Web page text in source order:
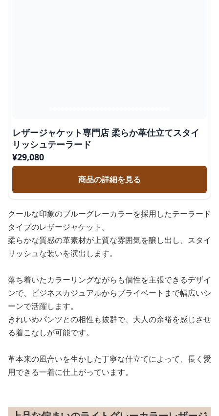
レザージャケット専門店 柔らか革仕立てスタイ
リッシュテーラード
¥29,080
商品の詳細を見る
クールな印象のブルーグレーカラーを採用したテーラード
タイプのレザージャケット。
柔らかな質感の革素材が上質な雰囲気を醸し出し、スタイ
リッシュな装いを演出します。
落ち着いたカラーリングながらも個性を主張できるデザイ
ンで、ビジネスカジュアルからプライベートまで幅広いシ
ーンで活躍します。
きれいめパンツとの相性も抜群で、大人の余裕を感じさせ
る着こなしが可能です。
革本来の風合いを生かした丁寧な仕立てによって、長く愛
用できる一着に仕上がっています。